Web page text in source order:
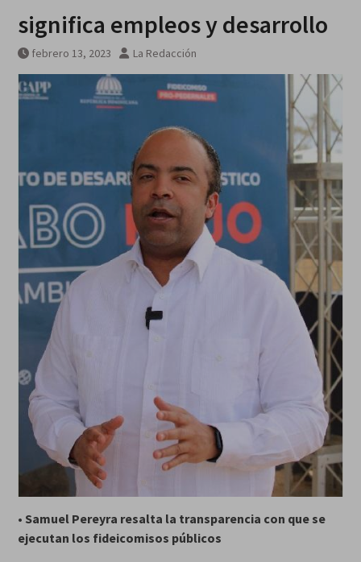
significa empleos y desarrollo
febrero 13, 2023 La Redacción
• Samuel Pereyra resalta la transparencia con que se
ejecutan los fideicomisos públicos